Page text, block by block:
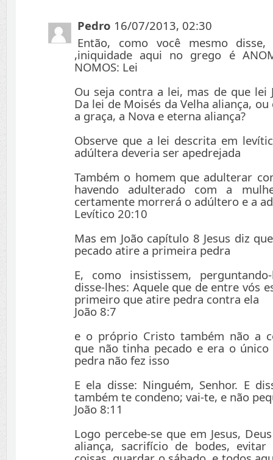
Pedro 16/07/2013, 02:30
Então, como você mesmo
,iniquidade aqui no grego é
NOMOS: Lei
Ou seja contra a lei, mas de que lei
Da lei de Moisés da Velha aliança,
a graça, a Nova e eterna aliança?
Observe que a lei descrita em
adúltera deveria ser apedrejada
Também o homem que adulterar
havendo adulterado com a
certamente morrerá o adúltero e a
Levítico 20:10
Mas em João capítulo 8 Jesus diz
pecado atire a primeira pedra
E, como insistissem,
disse-lhes: Aquele que de entre vós
primeiro que atire pedra contra ela
João 8:7
e o próprio Cristo também não a
que não tinha pecado e era o
pedra não fez isso
E ela disse: Ninguém, Senhor. E
também te condeno; vai-te, e não
João 8:11
Logo percebe-se que em Jesus,
aliança, sacrifício de bodes, evitar